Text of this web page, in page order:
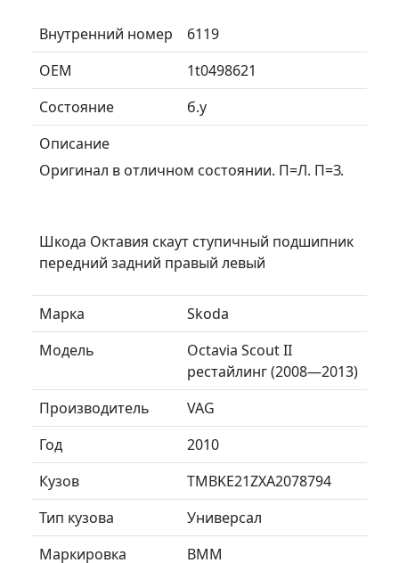
Внутренний номер
6119
ОЕМ
1t0498621
Состояние
б.у
Описание
Оригинал в отличном состоянии. П=Л. П=З.
Шкода Октавия скаут ступичный подшипник
передний задний правый левый
Марка
Skoda
Модель
Octavia Scout II
рестайлинг (2008—2013)
Производитель
VAG
Год
2010
Кузов
TMBKE21ZXA2078794
Тип кузова
Универсал
Маркировка
BMM